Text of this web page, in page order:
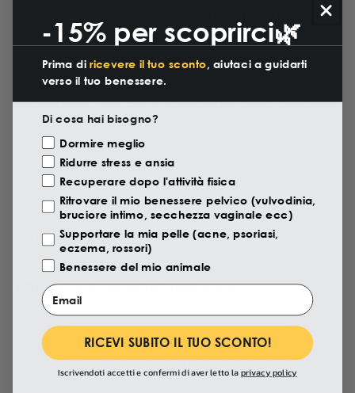
La sclérose en plaques est une maladie auto-
immune du système nerveux central qui
provoque la destruction de la myéline, la
gaine protectrice qui entoure les fibres
nerveuses. Le CBD a été étudié pour son rôle
potentiel dans la réduction de l'inflammation
et la protection des cellules nerveuses dans
la sclérose en plaques. La recherche suggère
que le CBD peut réduire la gravité des
symptômes de la SEP, tels que la spasticité
musculaire et la douleur, et améliorer la
qualité de vie des patients.
Polyarthrite rhumatoïde (PR)
La polyarthrite rhumatoïde est une maladie
auto-immune qui affecte les articulations,
provoquant une inflammation, des douleurs
-15% per scoprirci🌿
Prima di ricevere il tuo sconto, aiutaci a guidarti
verso il tuo benessere.
Di cosa hai bisogno?
Motivazione Visita
Dormire meglio
Ridurre stress e ansia
Recuperare dopo l'attività fisica
Ritrovare il mio benessere pelvico (vulvodinia,
bruciore intimo, secchezza vaginale ecc)
Supportare la mia pelle (acne, psoriasi,
eczema, rossori)
Benessere del mio animale
Email
RICEVI SUBITO IL TUO SCONTO!
Iscrivendoti accetti e confermi di aver letto laprivacy policy